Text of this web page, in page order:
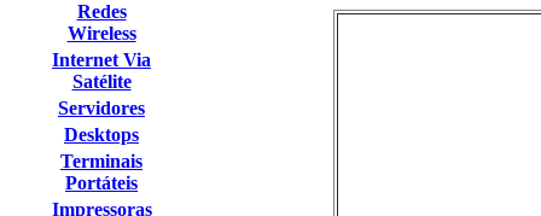
Redes
Wireless
Internet Via
Satélite
Servidores
Desktops
Terminais
Portáteis
Impressoras